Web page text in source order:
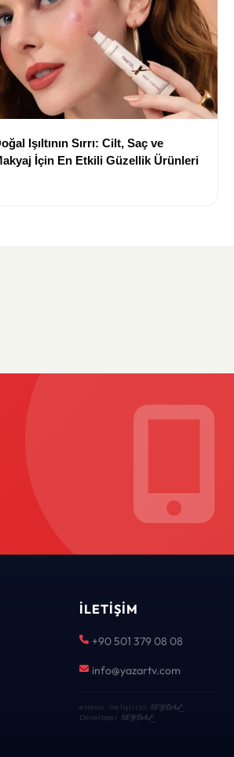
Işıltının Sırrı: Cilt, Saç ve
İçin En Etkili Güzellik Ürünleri
İLETIŞIM
+90 501 379 08 08
info@yazartv.com
eNews · Geliştirici KEYDAL·
Developer KEYDAL